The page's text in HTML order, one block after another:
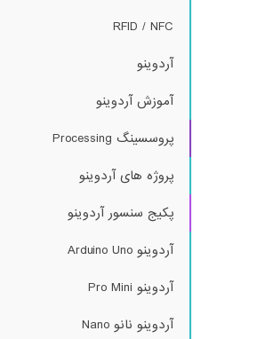
RFID / NFC
آردوینو
آموزش آردوینو
پروسسینگ Processing
پروژه های آردوینو
پکیج سنسور آردوینو
آردوینو Arduino Uno
آردوینو Pro Mini
آردوینو نانو Nano